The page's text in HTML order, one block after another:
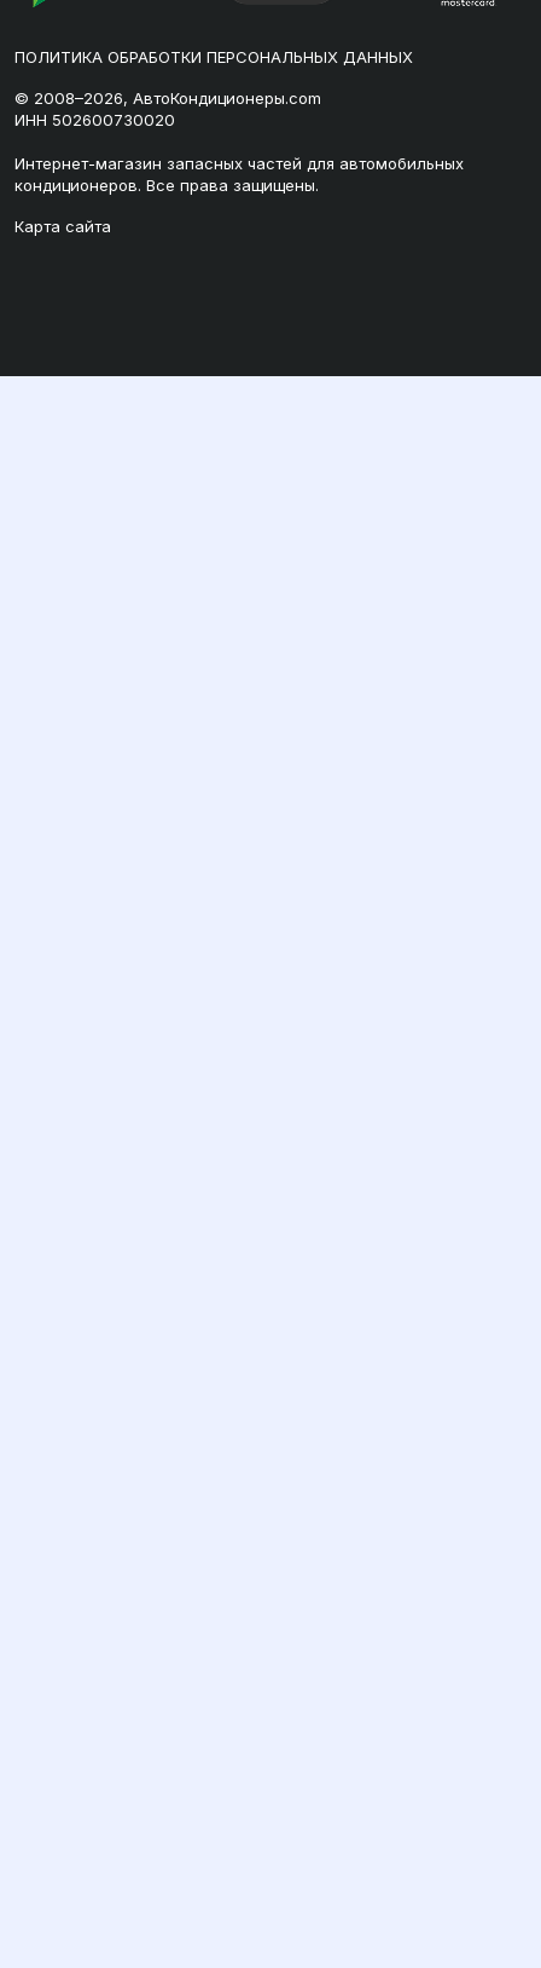
ПОЛИТИКА ОБРАБОТКИ ПЕРСОНАЛЬНЫХ ДАННЫХ
© 2008–2026, АвтоКондиционеры.com
ИНН 502600730020
Интернет-магазин запасных частей для автомобильных
кондиционеров. Все права защищены.
Карта сайта